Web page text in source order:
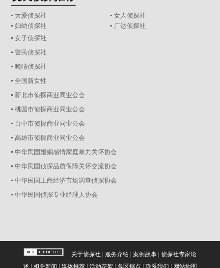
▪ 大爱侦探社
▪ 女人侦探社
▪ 妇幼侦探社
▪ 广达侦探社
▪ 女子侦探社
▪ 警民侦探社
▪ 晚晴侦探社
▪ 全国新女性
▪ 新北市侦探商业同业公会
▪ 桃园市侦探商业同业公会
▪ 台中市侦探商业同业公会
▪ 高雄市侦探商业同业公会
▪ 中华民国婚姻感情家庭暴力关怀协会
▪ 中华民国侦探品质保障关怀交流协会
▪ 中华民国工商经济市场调查侦探协会
▪ 中华民国侦探专业经理人协会
关于侦探社 | 服务介绍 | 案例故事| 侦探社专家论
述 | 相关新闻 | 媒体推荐| 活动花絮| 各区据点 | 联系我们 | 网站地图